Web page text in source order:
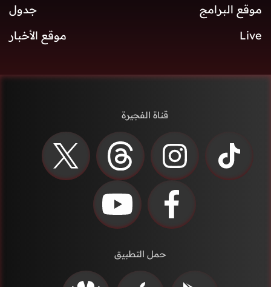
موقع البرامج
جدول
Live
موقع الأخبار
قناة الفجيرة
حمل التطبيق